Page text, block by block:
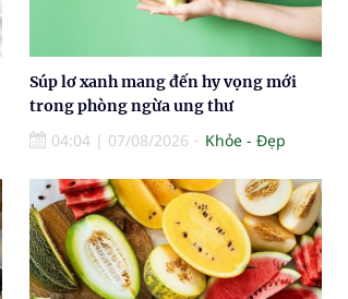
Súp lơ xanh mang đến hy vọng mới
trong phòng ngừa ung thư
04:04 | 07/08/2026 Khỏe - Đẹp